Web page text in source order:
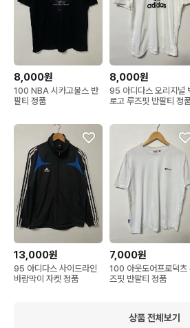
8,000원
100 NBA 시카고불스 반
팔티 정품
8,000원
95 아디다스 오리지널
로고 루즈핏 반팔티 정
13,000원
95 아디다스 사이드라인
바람막이 자켓 정품
7,000원
100 아웃도어프로덕츠
즈핏 반팔티 정품
상품 전체보기